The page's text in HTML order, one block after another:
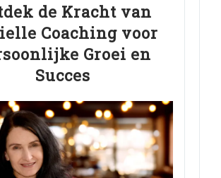
de Kracht van
Coaching voor
Groei en
Succes